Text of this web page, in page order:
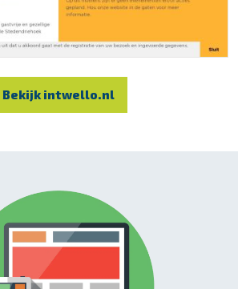
Bekijk intwello.nl